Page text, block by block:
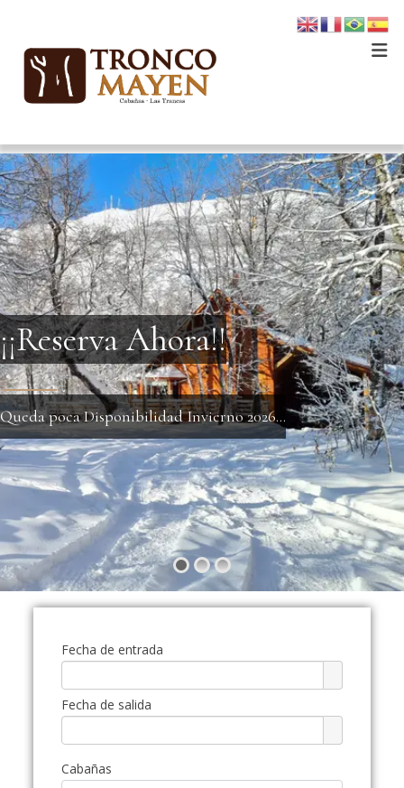
¡¡Reserva Ahora!!
Queda poca Disponibilidad Invierno 2026...
Fecha de entrada
Fecha de salida
Cabañas